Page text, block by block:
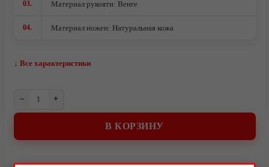
О компании
03. Материал рукояти: Венге
04. Материал ножен: Натуральная кожа
↓ Все характеристики
– +
В КОРЗИНУ